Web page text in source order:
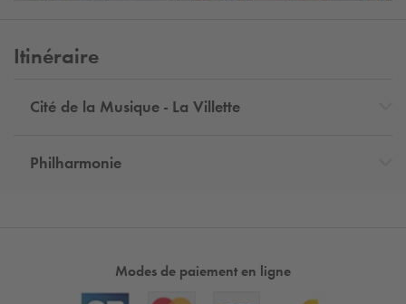
Itinéraire
Cité de la Musique - La Villette
Philharmonie
Modes de paiement en ligne